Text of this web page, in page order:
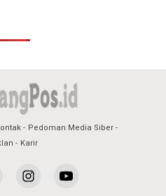
Pedoman Media Siber
Karir